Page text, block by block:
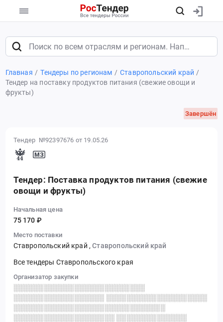
Главная Тендеры по регионам
Ставропольский край
Тендер на поставку продуктов питания (свежие овощи и
фрукты)
Завершён
Тендер №92397676 от 19.05.26
Тендер: Поставка продуктов питания (свежие
овощи и фрукты)
Начальная цена
75 170 ₽
Место поставки
Ставропольский край ,Ставропольский край
Все тендеры Ставропольского края
Организатор закупки
░░░░░░░░░░░░░░░░░░░░░░░░░░
░░░░░░░░░░░░░░░░░░ ░░░░░░░░░░░░░░░░░░░░
░░░░░░░░░░░░░░░░░░░░░░░░░░░░░░
░░░░░░░░░░░░░░░░░░░░ ░░░░░░░░░░░░░░